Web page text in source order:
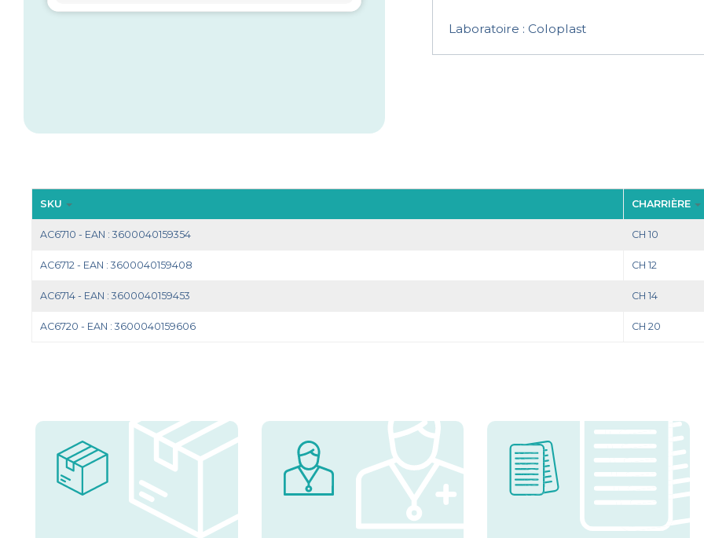
Laboratoire :Coloplast
SKU CHARRIÈRE
AC6710 - EAN : 3600040159354 CH 10
AC6712 - EAN : 3600040159408 CH 12
AC6714 - EAN : 3600040159453 CH 14
AC6720 - EAN : 3600040159606 CH 20